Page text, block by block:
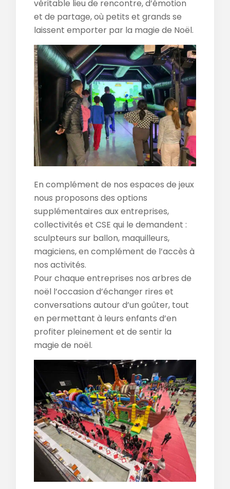
véritable lieu de rencontre, d’émotion
et de partage, où petits et grands se
laissent emporter par la magie de Noël.
En complément de nos espaces de jeux
nous proposons des options
supplémentaires aux entreprises,
collectivités et CSE qui le demandent :
sculpteurs sur ballon, maquilleurs,
magiciens, en complément de l’accès à
nos activités.
Pour chaque entreprises nos arbres de
noël l’occasion d’échanger rires et
conversations autour d’un goûter, tout
en permettant à leurs enfants d’en
profiter pleinement et de sentir la
magie de noël.